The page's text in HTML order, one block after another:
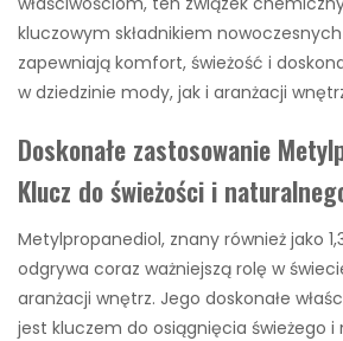
kluczowym składnikiem
zapewniają komfort, świeżość i
w dziedzinie mody, jak i aranżacji
Doskonałe zastosowanie
Klucz do świeżości i
Metylpropanediol, znany również jako
odgrywa coraz ważniejszą rolę w
aranżacji wnętrz. Jego doskonałe
jest kluczem do osiągnięcia świeżego i